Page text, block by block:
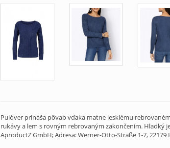
Pulóver prináša pôvab vďaka matne lesklému
rukávy a lem s rovným rebrovaným zakončením. Hladký
AproductZ GmbH; Adresa: Werner-Otto-Straße 1-7,